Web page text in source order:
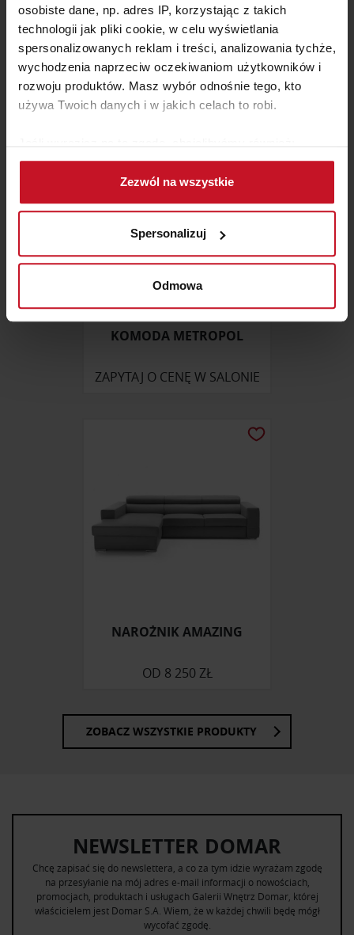
osobiste dane, np. adres IP, korzystając z takich
technologii jak pliki cookie, w celu wyświetlania
spersonalizowanych reklam i treści, analizowania tychże,
wychodzenia naprzeciw oczekiwaniom użytkowników i
rozwoju produktów. Masz wybór odnośnie tego, kto
używa Twoich danych i w jakich celach to robi.
Gromadzić dane dotyczące Twojej lokalizacji
geograficznej z dokładnością nawet do kilku metrów
Identyfikować Twoje urządzenie, aktywnie
(fingerprinting, czyli wirtualny odcisk palca)
Dowiedz się więcej odnośnie tego, jak Twoje osobiste
dane są przetwarzane oraz ustaw własne preferencje w
zmienić lub wycofać swoją zgodę w dowolnej chwili.
i reklam, aby oferować funkcje społecznościowe i
społecznościowym, reklamowym i analitycznym.
Zezwól na wszystkie
Spersonalizuj
Odmowa
STOLIK BAROWY XENA
ZAPYTAJ O CENĘ W SALONIE
KOMODA METROPOL
ZAPYTAJ O CENĘ W SALONIE
NAROŻNIK AMAZING
OD 8 250 ZŁ
ZOBACZ WSZYSTKIE PRODUKTY
NEWSLETTER DOMAR
Chcę zapisać się do newslettera, a co za tym idzie wyrażam zgodę
na przesyłanie na mój adres e-mail informacji o nowościach,
promocjach, produktach i usługach Galerii Wnętrz Domar, której
właścicielem jest Domar S.A. Wiem, że w każdej chwili będę mógł
wycofać zgodę.